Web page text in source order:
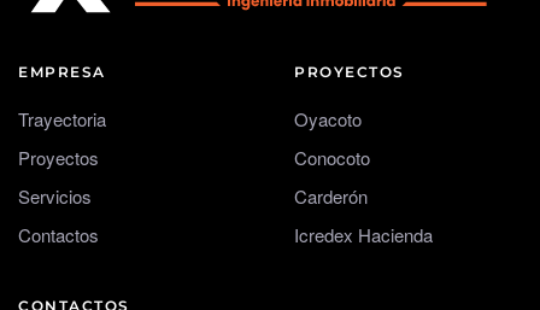
EMPRESA
Trayectoria
Proyectos
Servicios
Contactos
PROYECTOS
Oyacoto
Conocoto
Carderón
Icredex Hacienda
CONTACTOS